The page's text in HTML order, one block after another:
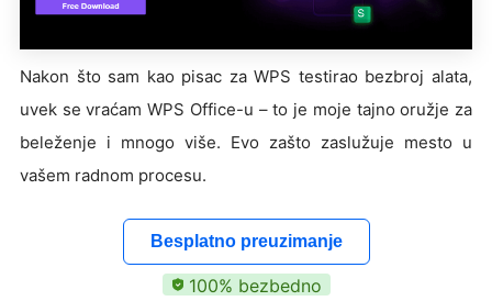
Nakon što sam kao pisac za WPS testirao bezbroj alata,
uvek se vraćam WPS Office-u – to je moje tajno oružje za
beleženje i mnogo više. Evo zašto zaslužuje mesto u
vašem radnom procesu.
Besplatno preuzimanje
100% bezbedno